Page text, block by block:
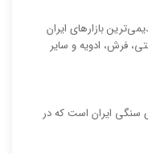
بازارهای ایران
فرش، ادویه و سایر
سنگی ایران است که در